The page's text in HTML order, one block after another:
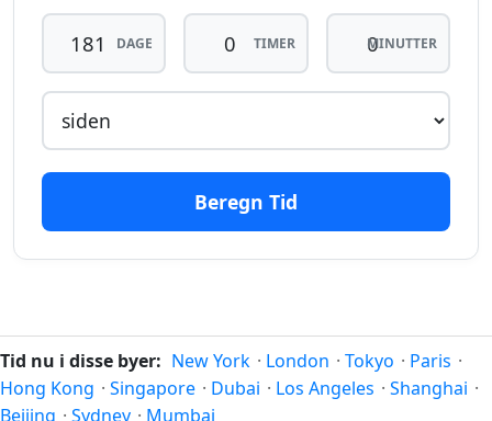
174 dage
siden
14.02.2026
dage
fra-
nu
siden
13.02.2026
fra-
nu
29.01.2027
176 dage
dage
177 dage
11.02.2026
177
dage
DAGE TIMER MINUTTER
Beregn Tid
Tid nu i disse byer: New York · London · Tokyo · Paris ·
Hong Kong · Singapore · Dubai · Los Angeles · Shanghai ·
Beijing · Sydney · Mumbai